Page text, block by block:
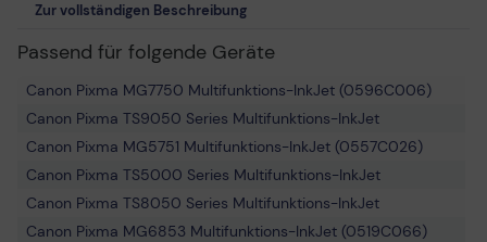
Zur vollständigen Beschreibung
Passend für folgende Geräte
Canon Pixma MG7750 Multifunktions-InkJet (0596C006)
Canon Pixma TS9050 Series Multifunktions-InkJet
Canon Pixma MG5751 Multifunktions-InkJet (0557C026)
Canon Pixma TS5000 Series Multifunktions-InkJet
Canon Pixma TS8050 Series Multifunktions-InkJet
Canon Pixma MG6853 Multifunktions-InkJet (0519C066)